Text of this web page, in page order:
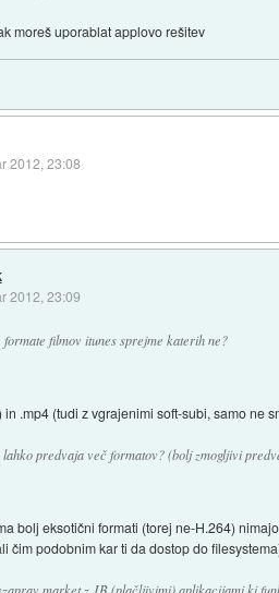
moreš uporablat applovo rešitev
2012, 23:08
2012, 23:09
formate filmov itunes sprejme katerih ne?
.mp4 (tudi z vgrajenimi soft-subi, samo ne
lahko predvaja več formatov? (bolj zmogljivi
bolj eksotični formati (torej ne-H.264)
čim podobnim kar ti da dostop do